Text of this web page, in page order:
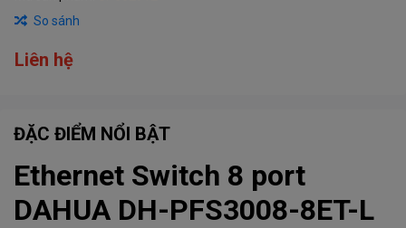
So sánh
Liên hệ
ĐẶC ĐIỂM NỔI BẬT
Ethernet Switch 8 port
DAHUA DH-PFS3008-8ET-L